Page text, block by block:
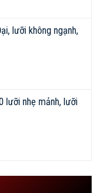
Sendo
hiểu biết rộng,
cụ câu cá.
tinh thần
lưỡi không ngạnh,
lưỡi nhẹ mảnh, lưỡi